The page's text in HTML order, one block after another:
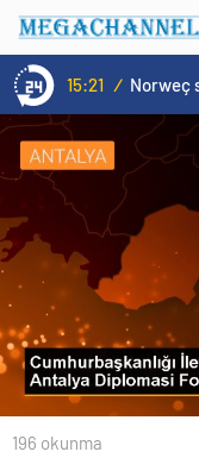
15:21 /
196 okunma